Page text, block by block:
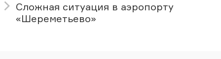
Сложная ситуация в аэропорту
«Шереметьево»